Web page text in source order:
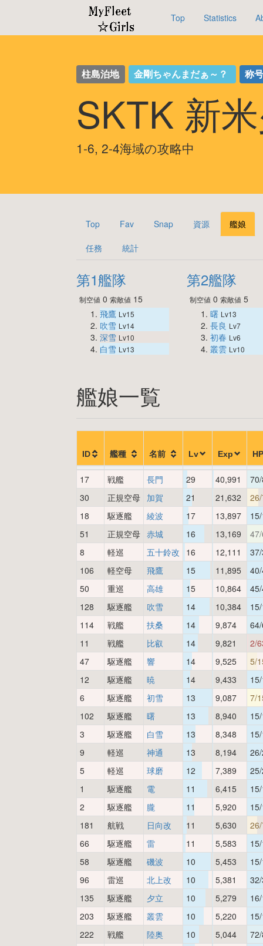
Top Statistics
柱島泊地 金剛ちゃんまだぁ～？ 称
SKTK 新
1-6, 2-4海域の攻略中
Top Fav Snap 資源 艦娘
任務 統計
第1艦隊
制空値 0 索敵値 15
飛鷹 Lv15
吹雪 Lv14
深雪 Lv10
白雪 Lv13
第2艦隊
制空値0 索敵値5
曙 Lv13
長良 Lv7
初春 Lv6
叢雲 Lv10
艦娘一覧
ID 艦種 名前 Lv Exp HP
17 戦艦 長門 29 40,991
30
正規空母 加賀 21 21,632
18
駆逐艦 綾波 17 13,897
51
正規空母 赤城 16 13,169
8
軽巡 五十鈴改 16 12,111
106
軽空母 飛鷹 15 11,895
50
重巡 高雄 15 10,864
128
駆逐艦 吹雪 14 10,384
114
戦艦 扶桑 14 9,874
11
戦艦 比叡 14 9,821
2/
47
駆逐艦 響 14 9,525
5/
12
駆逐艦 暁 14 9,433
6
駆逐艦 初雪 13 9,087
7/
102
駆逐艦 曙 13 8,940
3
駆逐艦 白雪 13 8,348
9
軽巡 神通 13 8,194
5
軽巡 球磨 12 7,389
1
駆逐艦 電 11 6,415
2
駆逐艦 朧 11 5,920
181
航戦 日向改 11 5,630
66
駆逐艦 雷 11 5,583
58
駆逐艦 磯波 10 5,453
96
雷巡 北上改 10 5,381
135
駆逐艦 夕立 10 5,279
203
駆逐艦 叢雲 10 5,220
222
戦艦 陸奥 10 5,044